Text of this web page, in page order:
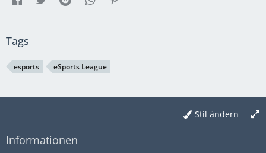
Tags
esports eSports League
Stil ändern
Informationen